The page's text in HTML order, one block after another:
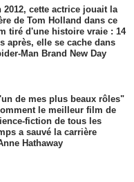
2012, cette actrice jouait la
de Tom Holland dans ce
tiré d'une histoire vraie : 14
après, elle se cache dans
Man Brand New Day
de mes plus beaux rôles"
le meilleur film de
fiction de tous les
a sauvé la carrière
Hathaway